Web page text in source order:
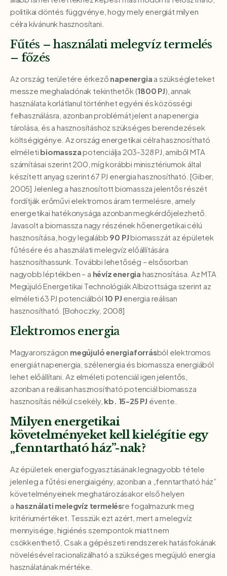
politikai döntés függvénye, hogy mely energiát milyen
célra kívánunk hasznosítani.
Fűtés – használati melegvíz termelés
– főzés
Az ország területére érkező napenergia a szükségleteket
messze meghaladónak tekinthetők (1800 PJ), annak
használata korlátlanul történhet egyéni és közösségi
felhasználásra, azonban problémát jelent a napenergia
tárolása, és a hasznosításhoz szükséges berendezések
költségigénye. Az ország energetikai célra hasznosítható
elméleti biomasszapotenciálja 203-328 PJ, amiből MTA
számításai szerint 200, míg korábbi minisztériumok által
készített anyag szerint 67 PJ energia hasznosítható. [Giber,
2005] Jelenleg a hasznosított biomassza jelentős részét
fordítják erőművi elektromos áram termelésre, amely
energetikai hatékonysága azonban megkérdőjelezhető.
Javasolt a biomassza nagy részének hőenergetikai célú
hasznosítása, hogy legalább 90 PJbiomasszát az épületek
fűtésére és a használati melegvíz előállítására
hasznosíthassunk. További lehetőség – elsősorban
nagyobb léptékben – a hévíz energia hasznosítása. Az MTA
Megújuló Energetikai Technológiák Albizottsága szerint az
elméleti 63 PJ potenciálból 10 PJ energia reálisan
hasznosítható. [Bohoczky, 2008]
Elektromos energia
Magyarországon megújuló energiaforrásból elektromos
energiát napenergia, szélenergia és biomassza energiából
lehet előállítani. Az elméleti potenciál igen jelentős,
azonban a reálisan hasznosítható potenciál biomassza
hasznosítás nélkül csekély, kb. 15-25 PJ évente.
Milyen energetikai
követelményeket kell kielégítie egy
„fenntartható ház”-nak?
Az épületek energiafogyasztásának legnagyobb tétele
jelenleg a fűtési energiaigény, azonban a „fenntartható ház”
követelményeinek meghatározásakor első helyen
a használati melegvíz termelésre fogalmazunk meg
kritériumértéket. Tesszük ezt azért, mert a melegvíz
mennyisége, higiénés szempontok miatt nem
csökkenthető. Csak a gépészeti rendszerek hatásfokának
növelésével racionalizálható a szükséges megújuló energia
használatának mértéke.